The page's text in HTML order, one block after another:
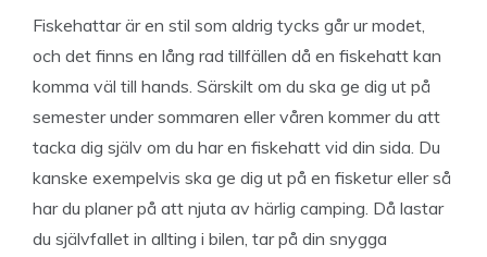
Fiskehattar är en stil som aldrig tycks går ur modet,
och det finns en lång rad tillfällen då en fiskehatt kan
komma väl till hands. Särskilt om du ska ge dig ut på
semester under sommaren eller våren kommer du att
tacka dig själv om du har en fiskehatt vid din sida. Du
kanske exempelvis ska ge dig ut på en fisketur eller så
har du planer på att njuta av härlig camping. Då lastar
du självfallet in allting i bilen, tar på din snygga